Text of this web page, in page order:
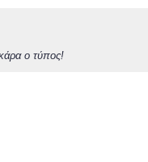
ο τύπος!